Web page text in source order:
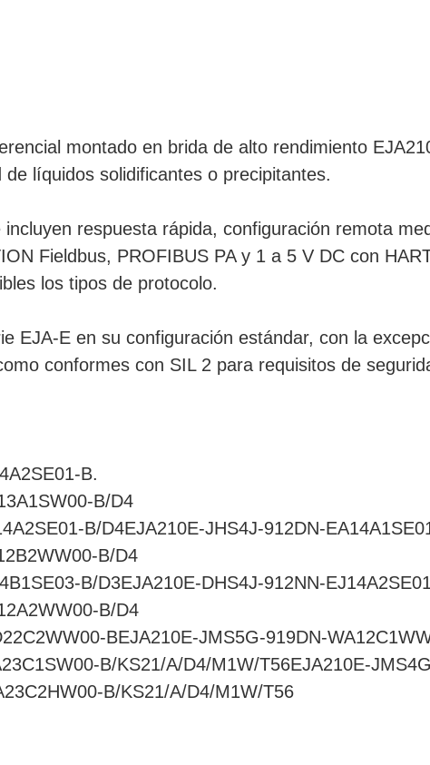
montado en brida de alto rendimiento
líquidos solidificantes o precipitantes.
respuesta rápida, configuración remota
Fieldbus, PROFIBUS PA y 1 a 5 V DC con
los tipos de protocolo.
EJA-E en su configuración estándar, con la
conformes con SIL 2 para requisitos de
B.
B/D4
B/D4EJA210E-JHS4J-912DN-
B/D4
B/D3EJA210E-DHS4J-912NN-
B/D4
BEJA210E-JMS5G-919DN-
B/KS21/A/D4/M1W/T56EJA210E-
B/KS21/A/D4/M1W/T56